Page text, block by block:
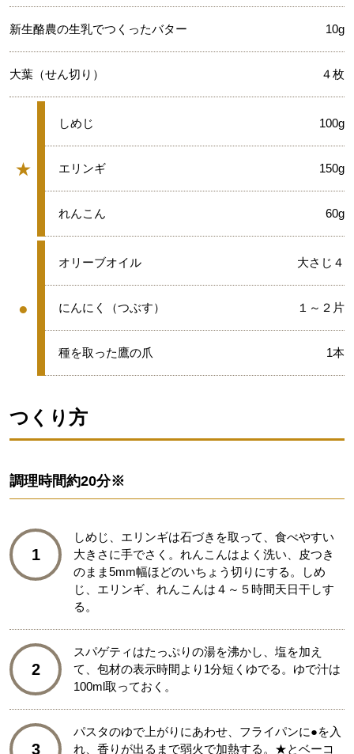
新生酪農の生乳でつくったバター 10g
大葉（せん切り） ４枚
★
グループ
★
しめじ 100g
★
エリンギ 150g
★
れんこん 60g
●
●
オリーブオイル 大さじ４
●
にんにく（つぶす） １～２片
●
種を取った鷹の爪 1本
つくり方
調理時間約20分※
1
しめじ、エリンギは石づきを取って、食べやすい
大きさに手でさく。れんこんはよく洗い、皮つき
のまま5mm幅ほどのいちょう切りにする。しめ
じ、エリンギ、れんこんは４～５時間天日干しす
る。
2
スパゲティはたっぷりの湯を沸かし、塩を加え
て、包材の表示時間より1分短くゆでる。ゆで汁は
100ml取っておく。
3
パスタのゆで上がりにあわせ、フライパンに●を入
れ、香りが出るまで弱火で加熱する。★とベーコ